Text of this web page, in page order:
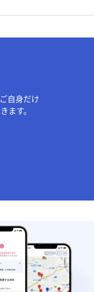
自身だけ
ます。